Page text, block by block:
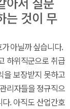
는 것이 무
아닐까 싶습니다.
하위직군으로 취급
을 보장받지 못하고
리자들을 정규직으
. 아직도 산업간호